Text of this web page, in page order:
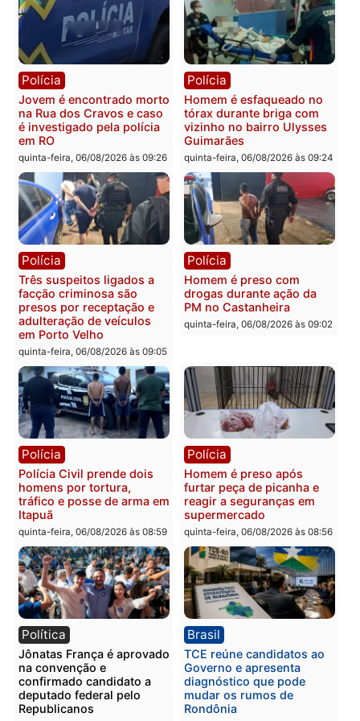
Política
Ministro Dias Tofolli , do
TSE, determina reabertura
e processamento da ação
que pode levar à perda do
mandato da prefeita de
Pimenta Bueno
quinta-feira, 06/08/2026 às 18:20
Polícia
Policiais militares
recuperam moto furtada
prendem trio na zona
Leste
quinta-feira, 06/08/2026 às
Polícia
Jovem é encontrado morto
na Rua dos Cravos e caso
é investigado pela polícia
em RO
quinta-feira, 06/08/2026 às 09:26
Polícia
tórax durante briga com
vizinho no bairro
Guimarães
quinta-feira, 06/08/2026 às
Polícia
Três suspeitos ligados a
facção criminosa são
presos por receptação e
adulteração de veículos
em Porto Velho
quinta-feira, 06/08/2026 às 09:05
Polícia
Homem é preso com
drogas durante ação da
PM no Castanheira
quinta-feira, 06/08/2026 às